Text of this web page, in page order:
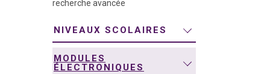
recherche avancée
NIVEAUX SCOLAIRES
MODULES
ÉLECTRONIQUES